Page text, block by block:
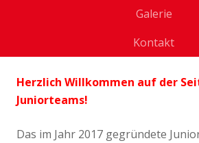
Galerie
Kontakt
Herzlich Willkommen auf der
Juniorteams!
Das im Jahr 2017 gegründete